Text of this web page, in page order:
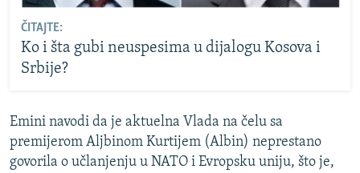
ČITAJTE:
Ko i šta gubi neuspesima u dijalogu Kosova i
Srbije?
Emini navodi da je aktuelna Vlada na čelu sa
premijerom Aljbinom Kurtijem (Albin) neprestano
govorila o učlanjenju u NATO i Evropsku uniju, što je,